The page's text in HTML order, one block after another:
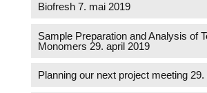
Biofresh 7. mai 2019
Sample Preparation and Analysis of
Monomers 29. april 2019
Planning our next project meeting 29.